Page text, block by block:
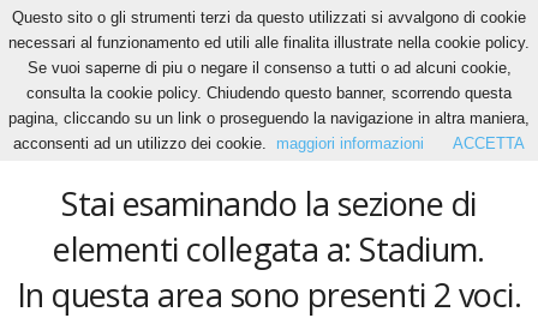
Home Tags Stadium
Stadium
Stai esaminando la sezione di
elementi collegata a: Stadium.
In questa area sono presenti 2 voci.
Questo sito o gli strumenti terzi da questo utilizzati si avvalgono di cookie
necessari al funzionamento ed utili alle finalita illustrate nella cookie policy.
Se vuoi saperne di piu o negare il consenso a tutti o ad alcuni cookie,
consulta la cookie policy. Chiudendo questo banner, scorrendo questa
pagina, cliccando su un link o proseguendo la navigazione in altra maniera,
acconsenti ad un utilizzo dei cookie.
maggiori informazioni ACCETTA